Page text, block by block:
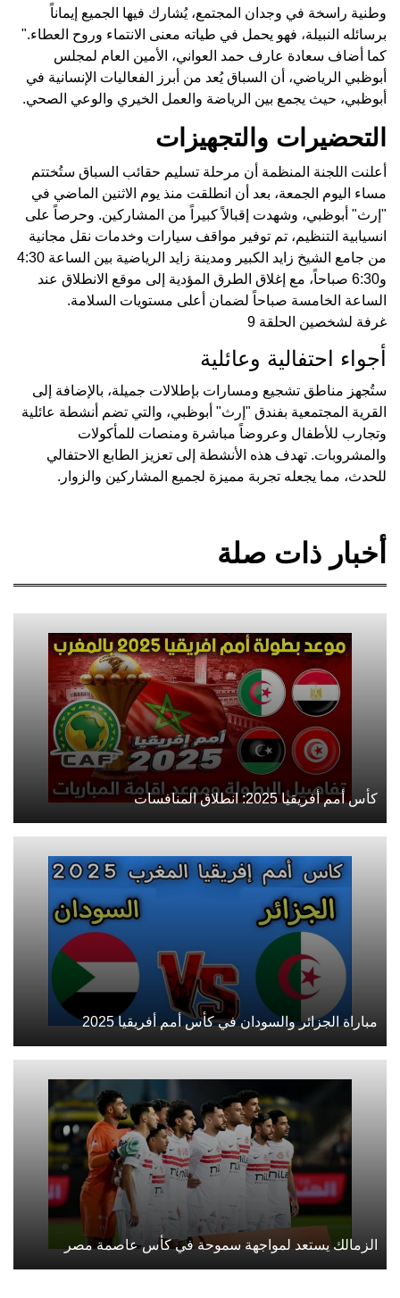
وطنية راسخة في وجدان المجتمع، يُشارك فيها الجميع إيماناً
برسائله النبيلة، فهو يحمل في طياته معنى الانتماء وروح العطاء."
كما أضاف سعادة عارف حمد العواني، الأمين العام لمجلس
أبوظبي الرياضي، أن السباق يُعد من أبرز الفعاليات الإنسانية في
أبوظبي، حيث يجمع بين الرياضة والعمل الخيري والوعي الصحي.
التحضيرات والتجهيزات
أعلنت اللجنة المنظمة أن مرحلة تسليم حقائب السباق ستُختتم
مساء اليوم الجمعة، بعد أن انطلقت منذ يوم الاثنين الماضي في
"إرث" أبوظبي، وشهدت إقبالاً كبيراً من المشاركين. وحرصاً على
انسيابية التنظيم، تم توفير مواقف سيارات وخدمات نقل مجانية
من جامع الشيخ زايد الكبير ومدينة زايد الرياضية بين الساعة 4:30
و6:30 صباحاً، مع إغلاق الطرق المؤدية إلى موقع الانطلاق عند
الساعة الخامسة صباحاً لضمان أعلى مستويات السلامة.
غرفة لشخصين الحلقة 9
أجواء احتفالية وعائلية
ستُجهز مناطق تشجيع ومسارات بإطلالات جميلة، بالإضافة إلى
القرية المجتمعية بفندق "إرث" أبوظبي، والتي تضم أنشطة عائلية
وتجارب للأطفال وعروضاً مباشرة ومنصات للمأكولات
والمشروبات. تهدف هذه الأنشطة إلى تعزيز الطابع الاحتفالي
للحدث، مما يجعله تجربة مميزة لجميع المشاركين والزوار.
أخبار ذات صلة
كأس أمم أفريقيا 2025: انطلاق المنافسات
مباراة الجزائر والسودان في كأس أمم أفريقيا 2025
الزمالك يستعد لمواجهة سموحة في كأس عاصمة مصر